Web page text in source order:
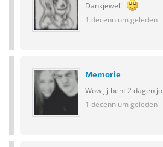
Dankjewel!
1 decennium geleden
Memorie
Wow jij bent 2 dagen
1 decennium geleden